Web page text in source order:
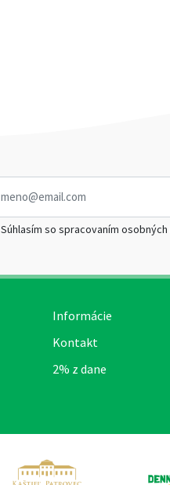
Súhlasím so spracovaním
Informácie
Kontakt
2% z dane